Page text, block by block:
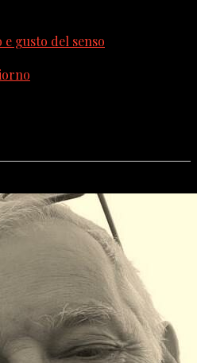
e gusto del senso